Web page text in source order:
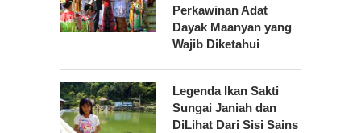
Perkawinan Adat
Dayak Maanyan yang
Wajib Diketahui
Legenda Ikan Sakti
Sungai Janiah dan
DiLihat Dari Sisi Sains